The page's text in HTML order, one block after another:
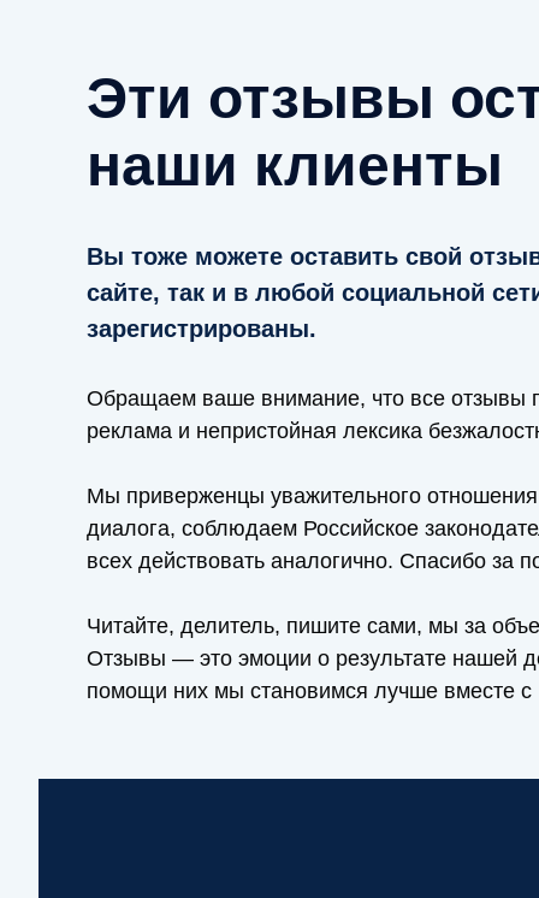
Эти отзывы
наши клиенты
Вы тоже можете оставить свой
сайте, так и в любой социальной
зарегистрированы.
Обращаем ваше внимание, что все отзывы
реклама и непристойная лексика
Мы приверженцы уважительного отношения
диалога, соблюдаем Российское
всех действовать аналогично. Спасибо за
Читайте, делитель, пишите сами, мы за
Отзывы — это эмоции о результате нашей
помощи них мы становимся лучше вместе с